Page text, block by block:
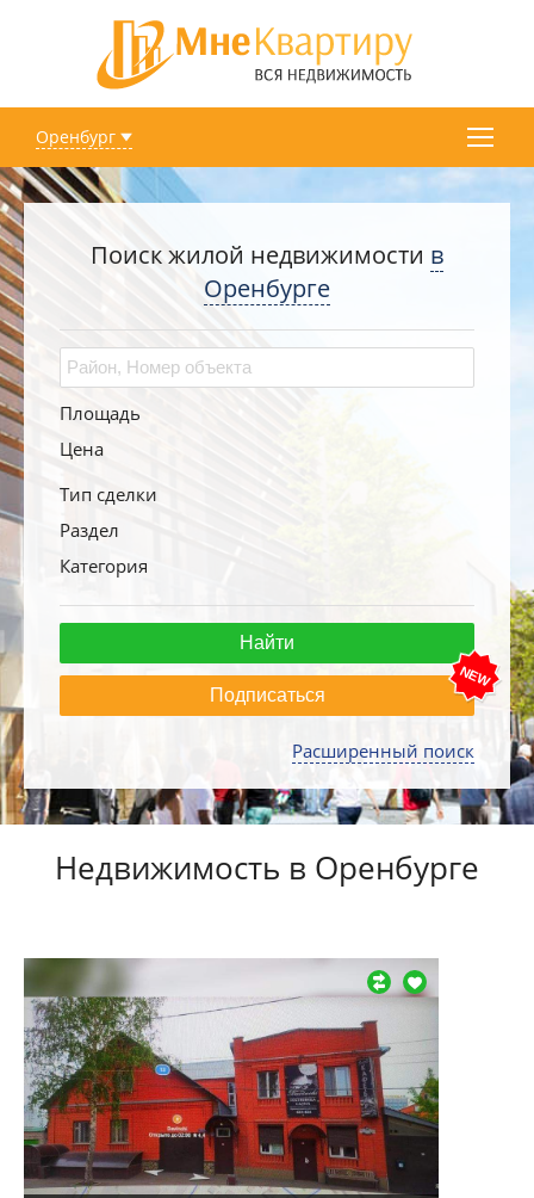
Оренбург
Поиск жилой недвижимости в
Оренбурге
Площадь
Цена
Тип сделки
Раздел
Категория
Подписаться
Расширенный поиск
Недвижимость в Оренбурге